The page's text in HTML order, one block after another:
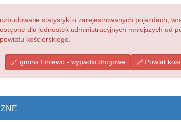
statystyki o zarejestrowanych pojazdach,
dla jednostek administracyjnych mniejszych od
kościerskiego.
gmina Liniewo - wypadki drogowe Powiat